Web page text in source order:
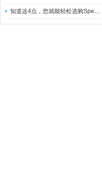
知道这4点，您就能轻松选购Spectrum 膜